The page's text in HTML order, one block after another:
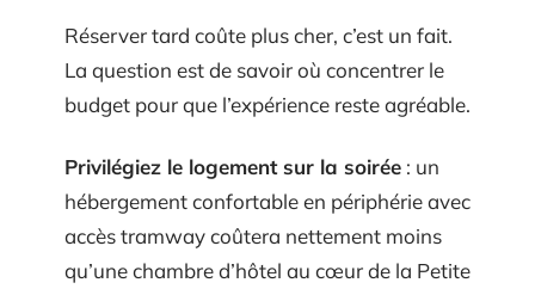
Réserver tard coûte plus cher, c’est un fait.
La question est de savoir où concentrer le
budget pour que l’expérience reste agréable.
Privilégiez le logement sur la soirée : un
hébergement confortable en périphérie avec
accès tramway coûtera nettement moins
qu’une chambre d’hôtel au cœur de la Petite